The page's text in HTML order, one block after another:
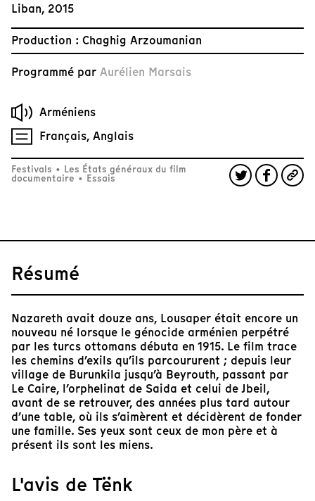
Liban, 2015
Production : Chaghig Arzoumanian
Programmé par Aurélien Marsais
Arméniens
Français, Anglais
Festivals • Les États généraux du film
documentaire • Essais
Résumé
Nazareth avait douze ans, Lousaper était encore un
nouveau né lorsque le génocide arménien perpétré
par les turcs ottomans débuta en 1915. Le film trace
les chemins d’exils qu’ils parcoururent ; depuis leur
village de Burunkila jusqu’à Beyrouth, passant par
Le Caire, l’orphelinat de Saida et celui de Jbeil,
avant de se retrouver, des années plus tard autour
d’une table, où ils s’aimèrent et décidèrent de fonder
une famille. Ses yeux sont ceux de mon père et à
présent ils sont les miens.
L'avis de Tënk